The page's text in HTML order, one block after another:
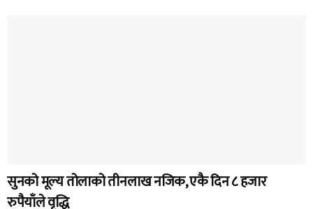
सुनको मूल्य तोलाको तीनलाख नजिक, एकै दिन ८ हजार
रुपैयाँले वृद्धि